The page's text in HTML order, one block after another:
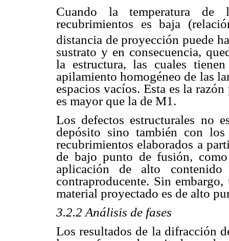
Cuando la temperatura
recubrimientos es baja
distancia de proyección puede
sustrato y en consecuencia,
la estructura, las cuales
apilamiento homogéneo de las
espacios vacíos. Esta es la
es mayor que la de M1.
Los defectos estructurales no
depósito sino también con
recubrimientos elaborados a
de bajo punto de fusión,
aplicación de alto
contraproducente. Sin
material proyectado es de alto
3.2.2 Análisis de fases
Los resultados de la difracción